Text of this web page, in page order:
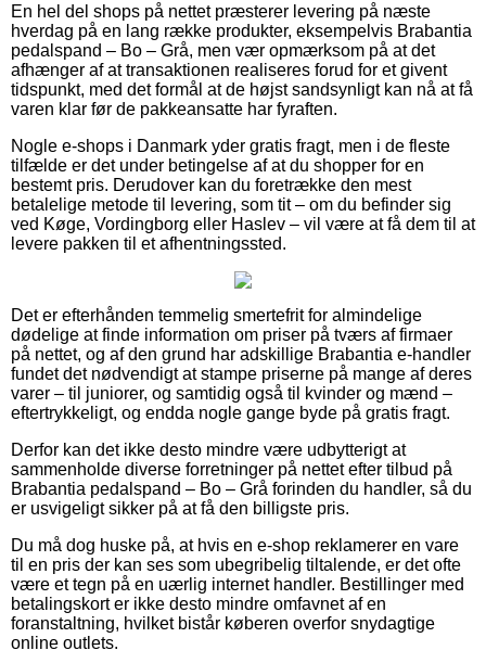
En hel del shops på nettet præsterer levering på næste
hverdag på en lang række produkter, eksempelvis Brabantia
pedalspand – Bo – Grå, men vær opmærksom på at det
afhænger af at transaktionen realiseres forud for et givent
tidspunkt, med det formål at de højst sandsynligt kan nå at få
varen klar før de pakkeansatte har fyraften.
Nogle e-shops i Danmark yder gratis fragt, men i de fleste
tilfælde er det under betingelse af at du shopper for en
bestemt pris. Derudover kan du foretrække den mest
betalelige metode til levering, som tit – om du befinder sig
ved Køge, Vordingborg eller Haslev – vil være at få dem til at
levere pakken til et afhentningssted.
Det er efterhånden temmelig smertefrit for almindelige
dødelige at finde information om priser på tværs af firmaer
på nettet, og af den grund har adskillige Brabantia e-handler
fundet det nødvendigt at stampe priserne på mange af deres
varer – til juniorer, og samtidig også til kvinder og mænd –
eftertrykkeligt, og endda nogle gange byde på gratis fragt.
Derfor kan det ikke desto mindre være udbytterigt at
sammenholde diverse forretninger på nettet efter tilbud på
Brabantia pedalspand – Bo – Grå forinden du handler, så du
er usvigeligt sikker på at få den billigste pris.
Du må dog huske på, at hvis en e-shop reklamerer en vare
til en pris der kan ses som ubegribelig tiltalende, er det ofte
være et tegn på en uærlig internet handler. Bestillinger med
betalingskort er ikke desto mindre omfavnet af en
foranstaltning, hvilket bistår køberen overfor snydagtige
online outlets.